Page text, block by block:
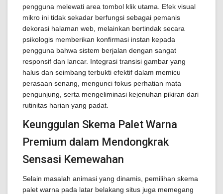
pengguna melewati area tombol klik utama. Efek visual
mikro ini tidak sekadar berfungsi sebagai pemanis
dekorasi halaman web, melainkan bertindak secara
psikologis memberikan konfirmasi instan kepada
pengguna bahwa sistem berjalan dengan sangat
responsif dan lancar. Integrasi transisi gambar yang
halus dan seimbang terbukti efektif dalam memicu
perasaan senang, mengunci fokus perhatian mata
pengunjung, serta mengeliminasi kejenuhan pikiran dari
rutinitas harian yang padat.
Keunggulan Skema Palet Warna
Premium dalam Mendongkrak
Sensasi Kemewahan
Selain masalah animasi yang dinamis, pemilihan skema
palet warna pada latar belakang situs juga memegang